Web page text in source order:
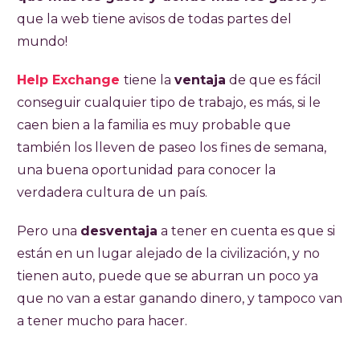
que la web tiene avisos de todas partes del
mundo!
Help Exchange tiene la ventaja de que es fácil
conseguir cualquier tipo de trabajo, es más, si le
caen bien a la familia es muy probable que
también los lleven de paseo los fines de semana,
una buena oportunidad para conocer la
verdadera cultura de un país.
Pero una desventaja a tener en cuenta es que si
están en un lugar alejado de la civilización, y no
tienen auto, puede que se aburran un poco ya
que no van a estar ganando dinero, y tampoco van
a tener mucho para hacer.